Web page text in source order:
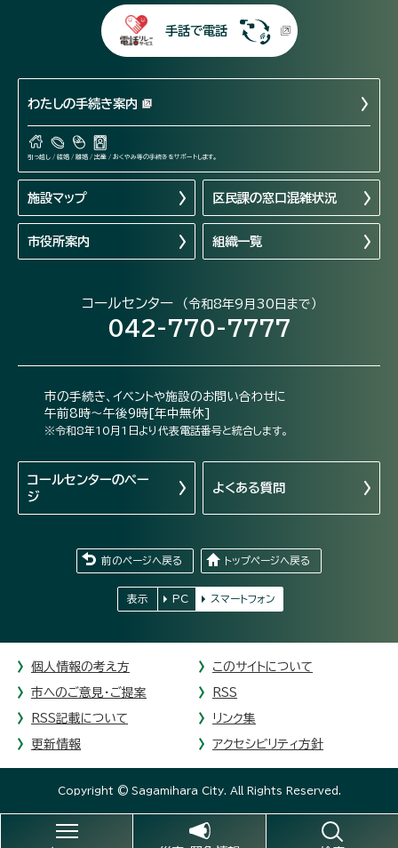
手話で電話
わたしの手続き案内
引っ越し / 結婚 / 離婚 / 出産 / おくやみ等の手続きをサポートします。
施設マップ 区民課の窓口混雑状況
市役所案内 組織一覧
コールセンター （令和8年9月30日まで）
042-770-7777
市の手続き、イベントや施設のお問い合わせに
午前8時～午後9時[年中無休]
※令和8年10月1日より代表電話番号と統合します。
コールセンターのペー
ジ
よくある質問
前のページへ戻る トップページへ戻る
表示 PC スマートフォン
個人情報の考え方 このサイトについて
市へのご意見・ご提案 RSS
RSS記載について リンク集
更新情報 アクセシビリティ方針
Copyright © Sagamihara City. All Rights Reserved.